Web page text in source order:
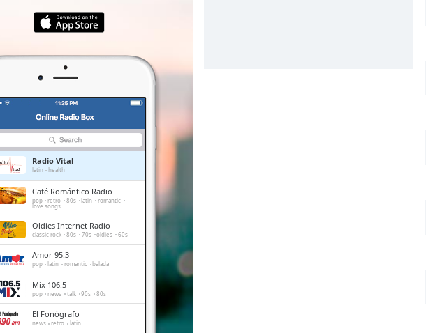
Radio Vital
latin health
Café Romántico Radio
pop retro 80s latin romantic
love songs
Oldies Internet Radio
classic rock 80s 70s oldies 60s
Amor 95.3
pop latin romantic balada
Mix 106.5
pop news talk 90s 80s
El Fonógrafo
news retro latin